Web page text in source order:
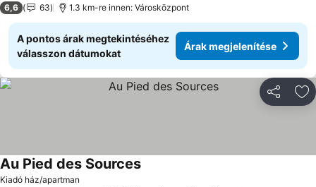
6,6 63 1.3 km-re innen: Városközpont
A pontos árak megtekintéséhez
válasszon dátumokat
Árak megjelenítése
Kiadó ház/apartman
Au Pied des SourcesÁrak megjelenítése